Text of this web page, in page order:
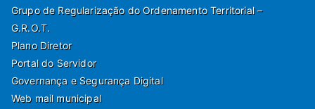
Grupo de Regularização do Ordenamento Territorial –
G.R.O.T.
Plano Diretor
Portal do Servidor
Governança e Segurança Digital
Web mail municipal